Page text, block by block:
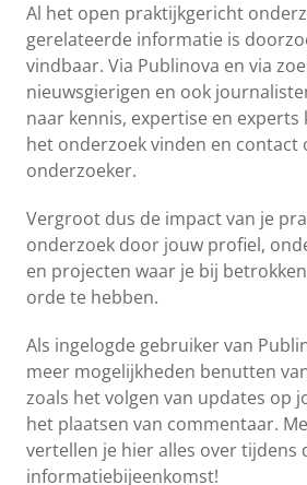
Al het open praktijkgericht
gerelateerde informatie is
vindbaar. Via Publinova en via
nieuwsgierigen en ook
naar kennis, expertise en experts
het onderzoek vinden en contact
onderzoeker.
Vergroot dus de impact van je
onderzoek door jouw profiel,
en projecten waar je bij
orde te hebben.
Als ingelogde gebruiker van
meer mogelijkheden benutten
zoals het volgen van updates op
het plaatsen van commentaar.
vertellen je hier alles over tijdens
informatiebijeenkomst!